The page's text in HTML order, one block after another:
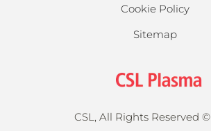
Cookie Policy
Sitemap
CSL, All Rights Reserved ©